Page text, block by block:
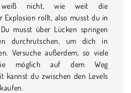
weiß nicht, wie weit die
Explosion rollt, also musst du in
musst über Lücken springen
durchrutschen, um dich in
Versuche außerdem, so viele
möglich auf dem Weg
kannst du zwischen den Levels